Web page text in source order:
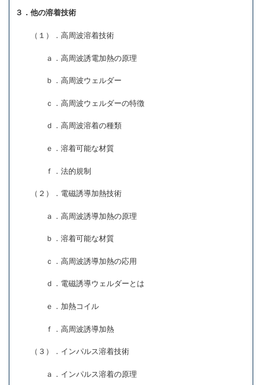
３．他の溶着技術
（１）．高周波溶着技術
ａ．高周波誘電加熱の原理
ｂ．高周波ウェルダー
ｃ．高周波ウェルダーの特徴
ｄ．高周波溶着の種類
ｅ．溶着可能な材質
ｆ．法的規制
（２）．電磁誘導加熱技術
ａ．高周波誘導加熱の原理
ｂ．溶着可能な材質
ｃ．高周波誘導加熱の応用
ｄ．電磁誘導ウェルダーとは
ｅ．加熱コイル
ｆ．高周波誘導加熱
（３）．インパルス溶着技術
ａ．インパルス溶着の原理